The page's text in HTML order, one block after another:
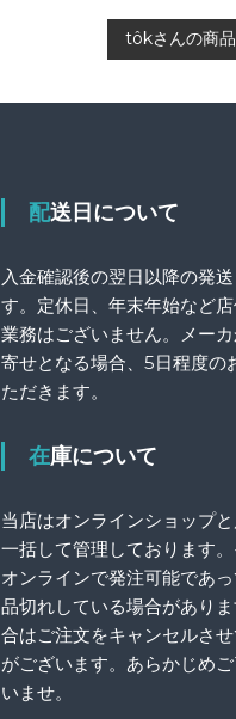
tôkさんの商
配送日について
入金確認後の翌日以降の発
す。定休日、年末年始など
業務はございません。メー
寄せとなる場合、5日程度の
ただきます。
在庫について
当店はオンラインショップ
一括して管理しております。
オンラインで発注可能であ
品切れしている場合があり
合はご注文をキャンセルさ
がございます。あらかじめ
いませ。